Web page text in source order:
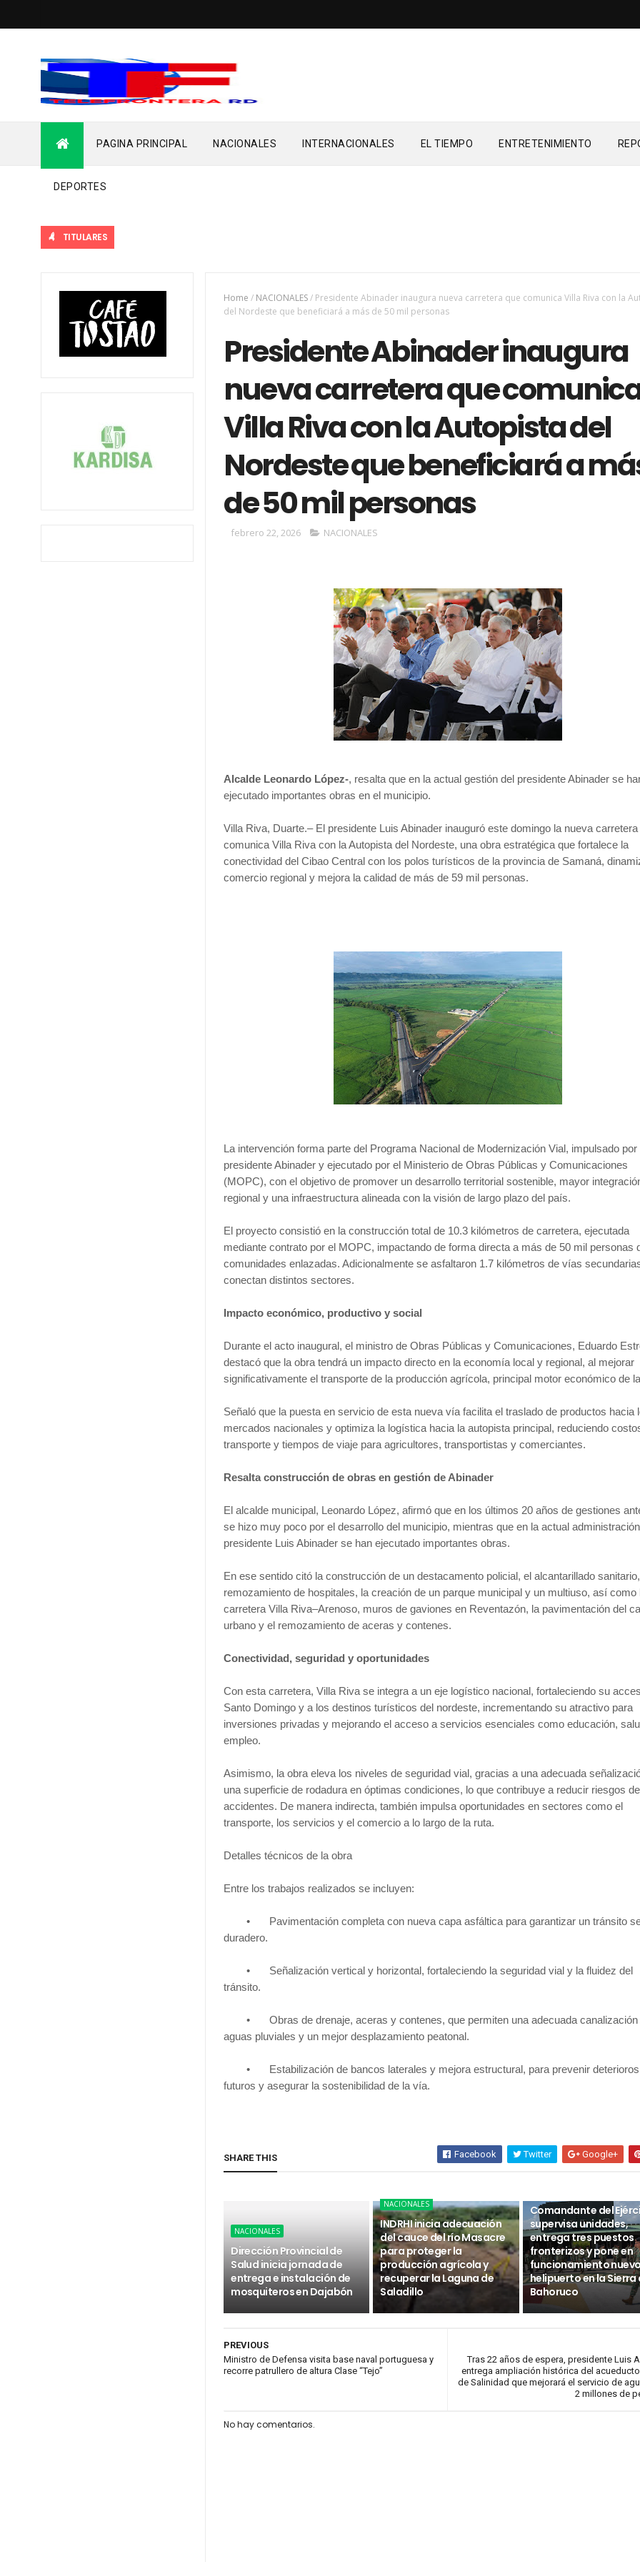
PAGINA PRINCIPAL NACIONALES INTERNACIONALES EL TIEMPO ENTRETENIMIENTO
DEPORTES
TITULARES
Home / NACIONALES/ Presidente Abinader inaugura nueva carretera que comunica Villa Riva con la
del Nordeste que beneficiará a más de 50 mil personas
Presidente Abinader inaugura
nueva carretera que
Villa Riva con la Autopista del
Nordeste que beneficiará a
de 50 mil personas
febrero 22, 2026 NACIONALES
Alcalde Leonardo López-, resalta que en la actual gestión del presidente Abinader se
ejecutado importantes obras en el municipio.
Villa Riva, Duarte.– El presidente Luis Abinader inauguró este domingo la nueva carretera
comunica Villa Riva con la Autopista del Nordeste, una obra estratégica que fortalece la
conectividad del Cibao Central con los polos turísticos de la provincia de Samaná,
comercio regional y mejora la calidad de más de 59 mil personas.
La intervención forma parte del Programa Nacional de Modernización Vial, impulsado por
presidente Abinader y ejecutado por el Ministerio de Obras Públicas y Comunicaciones
(MOPC), con el objetivo de promover un desarrollo territorial sostenible, mayor
regional y una infraestructura alineada con la visión de largo plazo del país.
El proyecto consistió en la construcción total de 10.3 kilómetros de carretera, ejecutada
mediante contrato por el MOPC, impactando de forma directa a más de 50 mil personas
comunidades enlazadas. Adicionalmente se asfaltaron 1.7 kilómetros de vías
conectan distintos sectores.
Impacto económico, productivo y social
Durante el acto inaugural, el ministro de Obras Públicas y Comunicaciones, Eduardo
destacó que la obra tendrá un impacto directo en la economía local y regional, al mejorar
significativamente el transporte de la producción agrícola, principal motor económico de
Señaló que la puesta en servicio de esta nueva vía facilita el traslado de productos hacia
mercados nacionales y optimiza la logística hacia la autopista principal, reduciendo
transporte y tiempos de viaje para agricultores, transportistas y comerciantes.
Resalta construcción de obras en gestión de Abinader
El alcalde municipal, Leonardo López, afirmó que en los últimos 20 años de gestiones
se hizo muy poco por el desarrollo del municipio, mientras que en la actual
presidente Luis Abinader se han ejecutado importantes obras.
En ese sentido citó la construcción de un destacamento policial, el alcantarillado
remozamiento de hospitales, la creación de un parque municipal y un multiuso, así como
carretera Villa Riva–Arenoso, muros de gaviones en Reventazón, la pavimentación del
urbano y el remozamiento de aceras y contenes.
Conectividad, seguridad y oportunidades
Con esta carretera, Villa Riva se integra a un eje logístico nacional, fortaleciendo su
Santo Domingo y a los destinos turísticos del nordeste, incrementando su atractivo para
inversiones privadas y mejorando el acceso a servicios esenciales como educación,
empleo.
Asimismo, la obra eleva los niveles de seguridad vial, gracias a una adecuada
una superficie de rodadura en óptimas condiciones, lo que contribuye a reducir riesgos de
accidentes. De manera indirecta, también impulsa oportunidades en sectores como el
transporte, los servicios y el comercio a lo largo de la ruta.
Detalles técnicos de la obra
Entre los trabajos realizados se incluyen:
•
Pavimentación completa con nueva capa asfáltica para garantizar un tránsito
duradero.
•
Señalización vertical y horizontal, fortaleciendo la seguridad vial y la fluidez del
tránsito.
•
Obras de drenaje, aceras y contenes, que permiten una adecuada canalización
aguas pluviales y un mejor desplazamiento peatonal.
•
Estabilización de bancos laterales y mejora estructural, para prevenir deterioros
futuros y asegurar la sostenibilidad de la vía.
SHARE THIS Facebook Twitter Google+
NACIONALES
Dirección Provincial de
Salud inicia jornada de
entrega e instalación de
mosquiteros en Dajabón
NACIONALES
INDRHI inicia adecuación
del cauce del río Masacre
para proteger la
producción agrícola y
recuperar la Laguna de
Saladillo
Comandante del
supervisa unidades,
entrega tres puestos
fronterizos y pone en
funcionamiento
helipuerto en la Sierra
Bahoruco
Tras 22 años de espera, presidente Luis
entrega ampliación histórica del acueducto
de Salinidad que mejorará el servicio de
2 millones de
PREVIOUS
Ministro de Defensa visita base naval portuguesa y
recorre patrullero de altura Clase “Tejo”
No hay comentarios.